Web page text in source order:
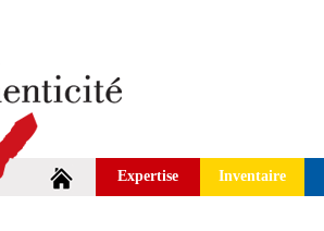
Expertise Inventaire